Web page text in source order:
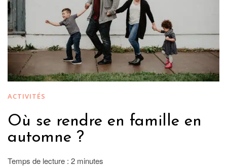
ACTIVITÉS
Où se rendre en famille en
automne ?
Temps de lecture : 2 minutes